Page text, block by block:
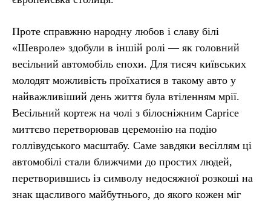
Проте справжню народну любов і славу білі
«Шевроле» здобули в іншій ролі — як головний
весільний автомобіль епохи. Для тисяч київських
молодят можливість проїхатися в такому авто у
найважливіший день життя була втіленням мрії.
Весільний кортеж на чолі з білосніжним Caprice
миттєво перетворював церемонію на подію
голлівудського масштабу. Саме завдяки весіллям ці
автомобілі стали ближчими до простих людей,
перетворившись із символу недосяжної розкоші на
знак щасливого майбутнього, до якого кожен міг